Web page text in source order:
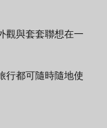
觀與套套聯想在一
行都可隨時隨地使